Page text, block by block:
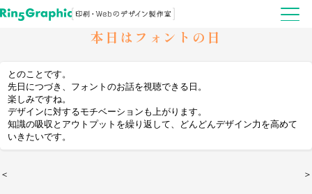
本日はフォントの日
とのことです。
先日につづき、フォントのお話を視聴できる日。
楽しみですね。
デザインに対するモチベーションも上がります。
知識の吸収とアウトプットを繰り返して、どんどんデザイン力を高めて
いきたいです。
＜ ＞